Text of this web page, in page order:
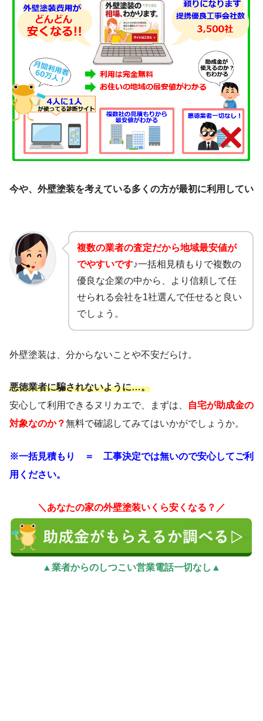
今や、外壁塗装を考えている多くの方が最初に利用してい
複数の業者の査定だから地域最安値が
でやすいです♪一括相見積もりで複数の
優良な企業の中から、より信頼して任
せられる会社を1社選んで任せると良い
でしょう。
外壁塗装は、分からないことや不安だらけ。
悪徳業者に騙されないように…。
安心して利用できるヌリカエで、まずは、
自宅が助成金の
対象なのか？無料で確認してみてはいかがでしょうか。
※一括見積もり ＝ 工事決定では無いので安心してご利
用ください。
＼あなたの家の外壁塗装いくら安くなる？／
▲業者からのしつこい営業電話一切なし▲